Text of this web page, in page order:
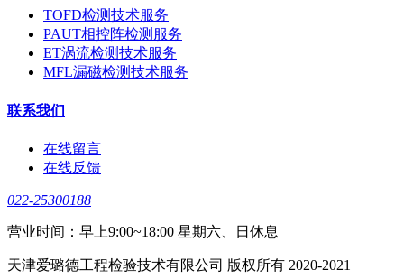
TOFD检测技术服务
PAUT相控阵检测服务
ET涡流检测技术服务
MFL漏磁检测技术服务
联系我们
在线留言
在线反馈
022-25300188
营业时间：早上9:00~18:00 星期六、日休息
天津爱璐德工程检验技术有限公司 版权所有 2020-2021